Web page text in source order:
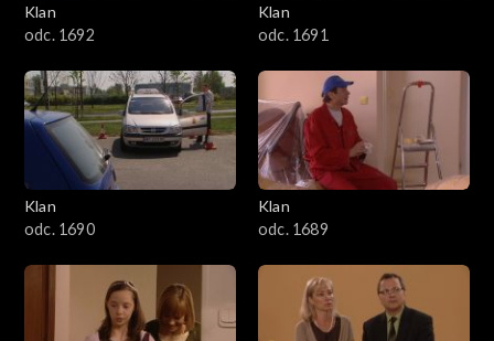
3001–3100
2901–3000
2801–2900
2701–2800
2501–2600
Klan
odc. 1692
Klan
odc. 1691
Klan
odc. 1690
Klan
odc. 1689